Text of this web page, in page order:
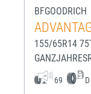
BFGOODRICH
155/65R14
69 D